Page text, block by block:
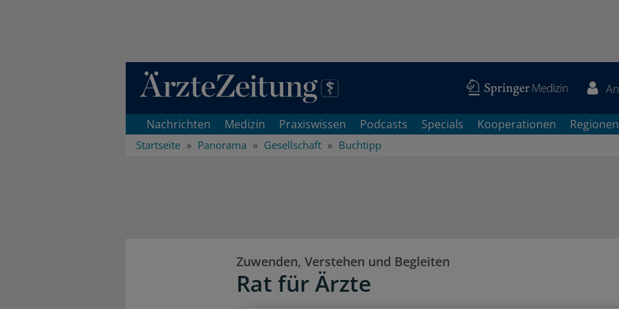
Direkt zum Inhaltsbereich
Nachrichten Medizin Praxiswissen Podcasts Specials Kooperationen Regionen
Startseite Panorama Gesellschaft Buchtipp
Zuwenden, Verstehen und Begleiten
Rat für Ärzte